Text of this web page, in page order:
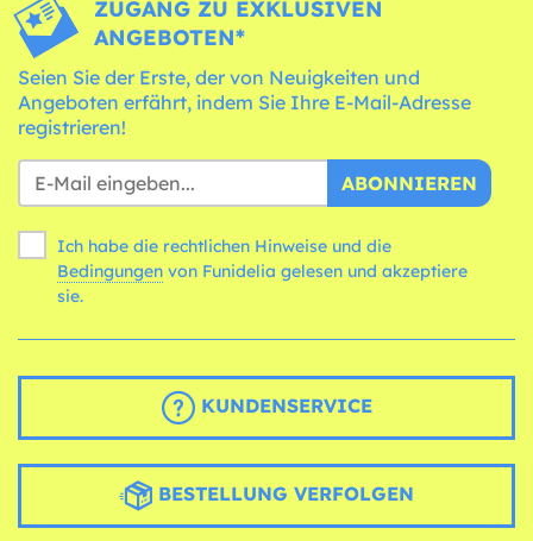
ZUGANG ZU EXKLUSIVEN
ANGEBOTEN*
Seien Sie der Erste, der von Neuigkeiten und
Angeboten erfährt, indem Sie Ihre E-Mail-Adresse
registrieren!
ABONNIEREN
Ich habe die rechtlichen Hinweise und die
Bedingungen
sie.
KUNDENSERVICE
BESTELLUNG VERFOLGEN